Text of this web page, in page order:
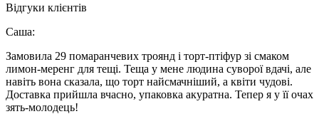
Відгуки клієнтів
Саша:
Замовила 29 помаранчевих троянд і торт-птіфур зі смаком
лимон-меренг для тещі. Теща у мене людина суворої вдачі, але
навіть вона сказала, що торт найсмачніший, а квіти чудові.
Доставка прийшла вчасно, упаковка акуратна. Тепер я у її очах
зять-молодець!